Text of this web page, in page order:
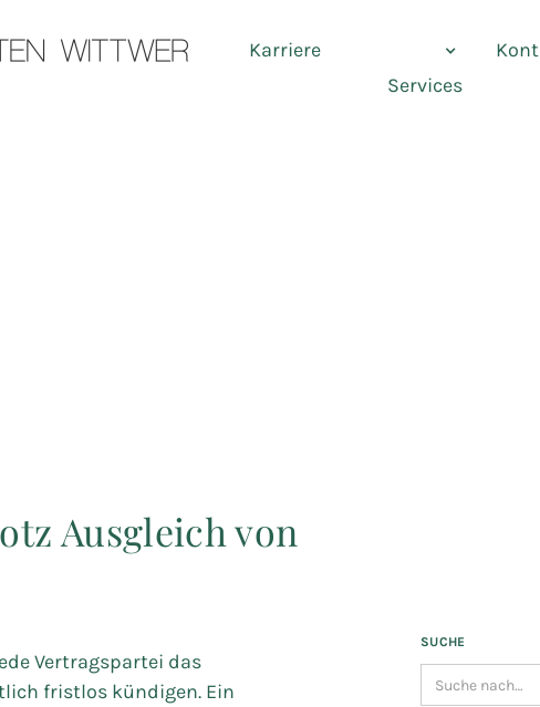
Karriere
Services
Ausgleich von
Vertragspartei das
fristlos kündigen. Ein
SUCHE